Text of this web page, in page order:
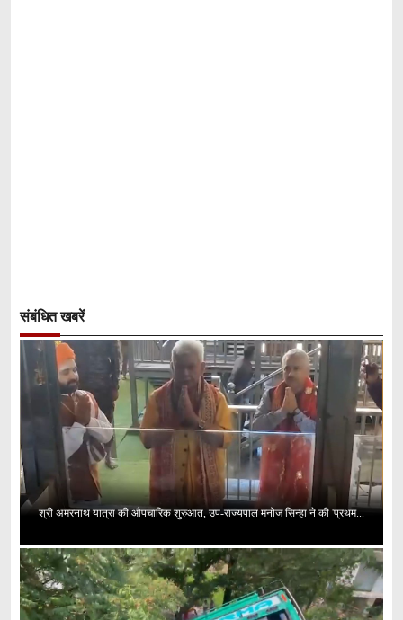
संबंधित खबरें
श्री अमरनाथ यात्रा की औपचारिक शुरुआत, उप-राज्यपाल मनोज सिन्हा ने की 'प्रथम...